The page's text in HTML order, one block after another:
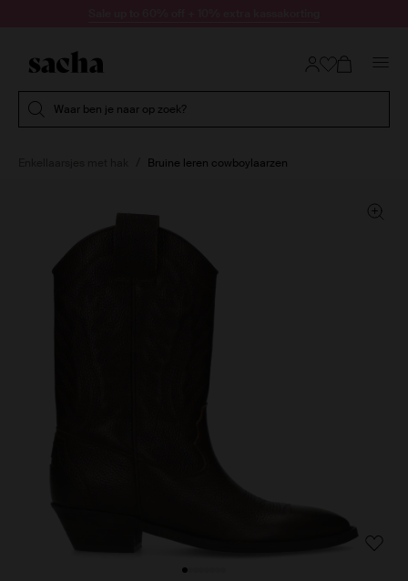
Waar ben je naar op zoek?
Bruine leren cowboylaarzen